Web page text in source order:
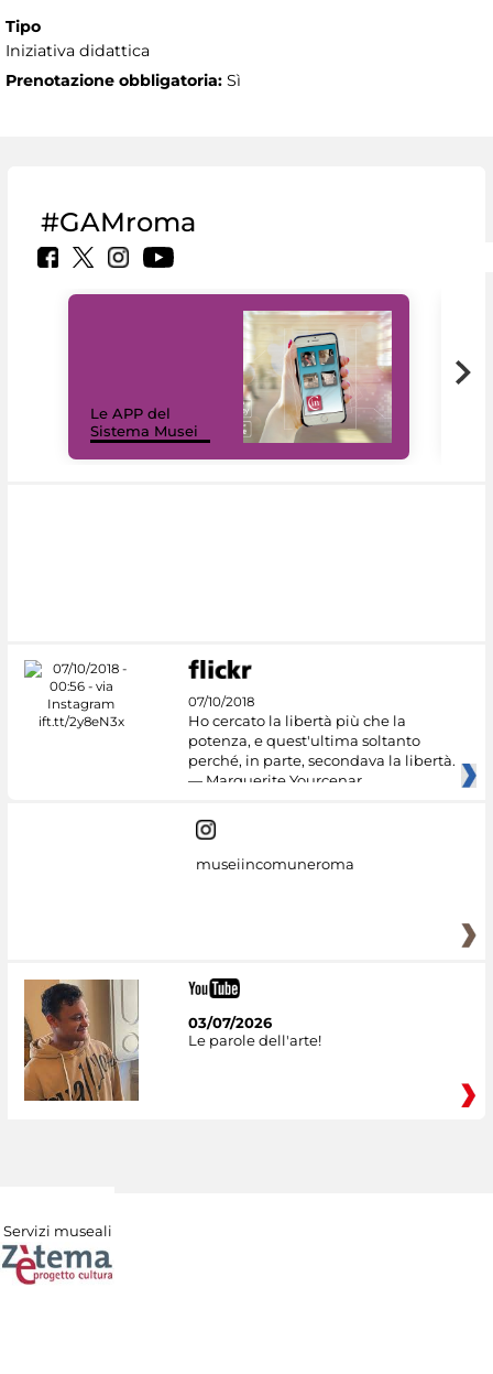
Tipo
Iniziativa didattica
Prenotazione obbligatoria: Sì
#GAMroma
Le APP del
Sistema Musei
07/10/2018
Ho cercato la libertà più che la
potenza, e quest'ultima soltanto
perché, in parte, secondava la libertà.
— Marguerite Yourcenar
museiincomuneroma
03/07/2026
Le parole dell'arte!
Servizi museali